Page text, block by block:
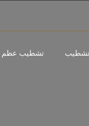
تشطيب عظم